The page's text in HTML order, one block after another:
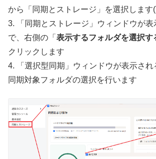
から「同期とストレージ」を選択します
3. 「同期とストレージ」ウィンドウが表
で、右側の「 表示するフォルダを選択す
クリックします
4. 「選択型同期」ウィンドウが表示さ
同期対象フォルダの選択を行います